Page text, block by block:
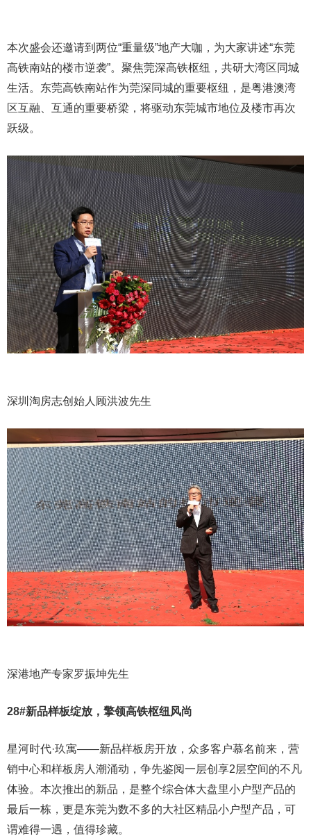
本次盛会还邀请到两位“重量级”地产大咖，为大家讲述“东莞
高铁南站的楼市逆袭”。聚焦莞深高铁枢纽，共研大湾区同城
生活。东莞高铁南站作为莞深同城的重要枢纽，是粤港澳湾
区互融、互通的重要桥梁，将驱动东莞城市地位及楼市再次
跃级。
深圳淘房志创始人顾洪波先生
深港地产专家罗振坤先生
28#新品样板绽放，擎领高铁枢纽风尚
星河时代·玖寓——新品样板房开放，众多客户慕名前来，营
销中心和样板房人潮涌动，争先鉴阅一层创享2层空间的不凡
体验。本次推出的新品，是整个综合体大盘里小户型产品的
最后一栋，更是东莞为数不多的大社区精品小户型产品，可
谓难得一遇，值得珍藏。